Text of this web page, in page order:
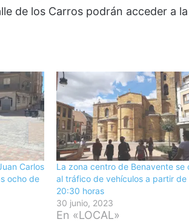
de los Carros podrán acceder a
Carlos
ocho de
La zona centro de Benavente se
al tráfico de vehículos a partir de
20:30 horas
30 junio, 2023
En «LOCAL»